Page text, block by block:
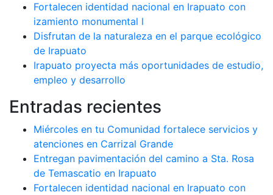
Fortalecen identidad nacional en Irapuato con
izamiento monumental l
Disfrutan de la naturaleza en el parque ecológico
de Irapuato
Irapuato proyecta más oportunidades de estudio,
empleo y desarrollo
Entradas recientes
Miércoles en tu Comunidad fortalece servicios y
atenciones en Carrizal Grande
Entregan pavimentación del camino a Sta. Rosa
de Temascatio en Irapuato
Fortalecen identidad nacional en Irapuato con